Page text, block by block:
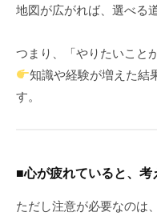
地図が広がれば、選べる
つまり、「やりたいこと
知識や経験が増えた結
す。
■心が疲れていると、考
ただし注意が必要なのは